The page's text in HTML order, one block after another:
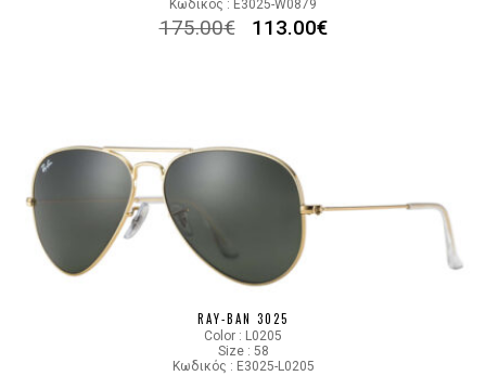
Κωδικός : E3025-W0879
175.00€ 113.00€
RAY-BAN 3025
Color : L0205
Size : 58
Κωδικός : E3025-L0205